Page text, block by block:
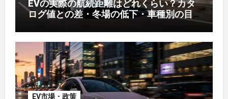
EVの実際の航続距離はどれくらい？カタ
ログ値との差・冬場の低下・車種別の目
EV市場・政策